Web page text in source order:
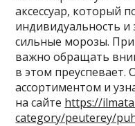
аксессуар, который
индивидуальность
сильные морозы.
важно обращать
в этом преуспевает.
ассортиментом и
на сайте https://
category/peuterey/